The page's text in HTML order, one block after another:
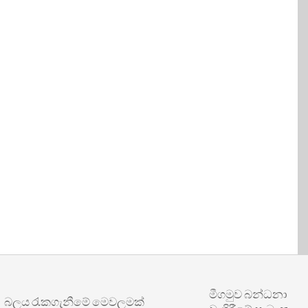
රැකගැනීමේ මෙවලමක්
මීගමුව බන්ධනාගාරයේ